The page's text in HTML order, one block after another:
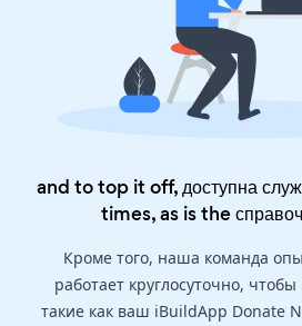
and to top it off, доступна
times, as is the
Кроме того, наша команда
работает круглосуточно,
такие как ваш iBuildApp Donate